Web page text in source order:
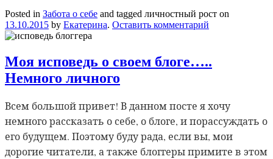
Posted in Забота о себе and tagged личностный рост on
13.10.2015 by Екатерина. Оставить комментарий
Моя исповедь о своем блоге…..
Немного личного
Всем большой привет! В данном посте я хочу
немного рассказать о себе, о блоге, и порассуждать о
его будущем. Поэтому буду рада, если вы, мои
дорогие читатели, а также блоггеры примите в этом